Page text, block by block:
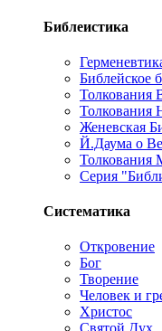
Библеистика
Библейское
Толкования
Толкования
Женевская
Й.Даума о
Толкования
Серия
Систематика
Откровение
Бог
Творение
Человек и
Христос